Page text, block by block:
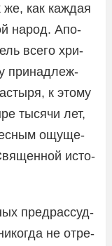
как каждая
народ. Апо­
всего хри­
при­над­леж­
к этому
тысячи лет,
ощу­ще­
исто­
пред­рас­суд­
не отре­